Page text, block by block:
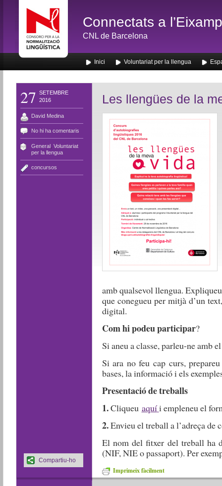
Connectats a
CNL de Barcelona
Inici Voluntariat per la llengua
27 SETEMBRE
2016
David Medina
No hi ha comentaris
General, Voluntariat
per la llengua
concursos
Les llengües de la
amb qualsevol llengua.
que conegueu per mitjà d’un
digital.
Com hi podeu participar?
Si aneu a classe, parleu-ne amb
Si ara no feu cap curs,
bases, la informació i els
Presentació de treballs
1.Cliqueu aquíi empleneu el
2.Envieu el treball a l’adreça de
El nom del fitxer del treball ha
(NIF, NIE o passaport). Per
Imprimeix fàcilment
Compartiu-ho